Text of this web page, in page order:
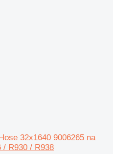
32x1640 9006265 na
/ R930 / R938